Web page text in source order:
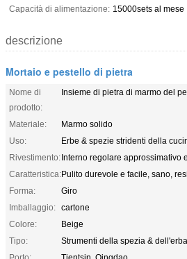
Capacità di alimentazione: 15000sets al mese
descrizione
Mortaio e pestello di pietra
Nome di
prodotto:
Insieme di pietra di marmo del
Materiale:
Marmo solido
Uso:
Erbe & spezie stridenti della
Rivestimento:Interno regolare approssimativo
Caratteristica:Pulito durevole e facile, sano,
Forma:
Giro
Imballaggio: cartone
Colore:
Beige
Tipo:
Strumenti della spezia & dell'erba